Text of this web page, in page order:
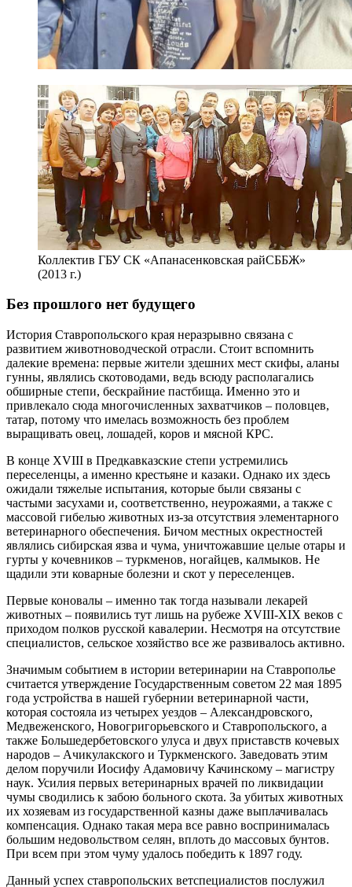
Коллектив ГБУ СК «Апанасенковская райСББЖ»
(2013 г.)
Без прошлого нет будущего
История Ставропольского края неразрывно связана с
развитием животноводческой отрасли. Стоит вспомнить
далекие времена: первые жители здешних мест скифы, аланы
гунны, являлись скотоводами, ведь всюду располагались
обширные степи, бескрайние пастбища. Именно это и
привлекало сюда многочисленных захватчиков – ​половцев,
татар, потому что имелась возможность без проблем
выращивать овец, лошадей, коров и мясной КРС.
В конце ХVIII в Предкавказские степи устремились
переселенцы, а именно крестьяне и казаки. Однако их здесь
ожидали тяжелые испытания, которые были связаны с
частыми засухами и, соответственно, неурожаями, а также с
массовой гибелью животных из-за отсутствия элементарного
ветеринарного обеспечения. Бичом местных окрестностей
являлись сибирская язва и чума, унич­тожавшие целые отары и
гурты у кочевников – ​туркменов, ногайцев, калмыков. Не
щадили эти коварные болезни и скот у переселенцев.
Первые коновалы – ​именно так тогда называли лекарей
животных – ​появились тут лишь на рубеже ХVIII‑ХIХ веков с
приходом полков русской кавалерии. Несмотря на отсутствие
специалистов, сельское хозяйство все же развивалось активно.
Значимым событием в истории ветеринарии на Ставро­полье
считается утверждение Государственным советом 22 мая 1895
года устройства в нашей губернии ветеринарной части,
которая состояла из четырех уездов – ​Александровского,
Медвеженского, Новогригорьевского и Ставропольского, а
также Большедербетовского улуса и двух приставств кочевых
народов – ​Ачикулакского и Туркменского. Заведовать этим
делом поручили Иосифу Адамовичу Качинскому – ​магистру
наук. Усилия первых ветеринарных врачей по ликвидации
чумы сводились к забою больного скота. За убитых животных
их хозяевам из государственной казны даже выплачивалась
компенсация. Однако такая мера все равно воспринималась
большим недовольством селян, вплоть до массовых бунтов.
При всем при этом чуму удалось победить к 1897 году.
Данный успех ставропольских ветспециалистов послужил